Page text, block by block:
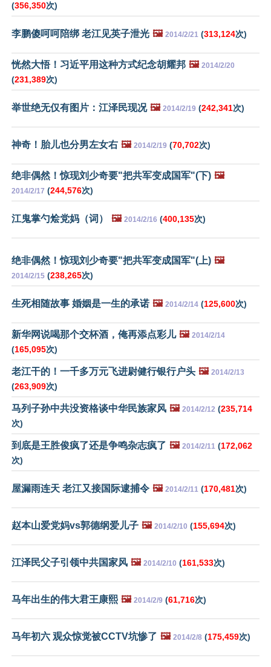
(356,350次)
李鹏傻呵呵陪绑 老江见英子泄光 🖼️ 2014/2/21 (313,124次)
恍然大悟！习近平用这种方式纪念胡耀邦 🖼️ 2014/2/20
(231,389次)
举世绝无仅有图片：江泽民现况 🖼️ 2014/2/19 (242,341次)
神奇！胎儿也分男左女右 🖼️ 2014/2/19 (70,702次)
绝非偶然！惊现刘少奇要"把共军变成国军"(下) 🖼️
2014/2/17 (244,576次)
江鬼掌勺烩党妈（词） 🖼️ 2014/2/16 (400,135次)
绝非偶然！惊现刘少奇要"把共军变成国军"(上) 🖼️
2014/2/15 (238,265次)
生死相随故事 婚姻是一生的承诺 🖼️ 2014/2/14 (125,600次)
新华网说喝那个交杯酒，俺再添点彩儿 🖼️ 2014/2/14
(165,095次)
老江干的！一千多万元飞进尉健行银行户头 🖼️ 2014/2/13
(263,909次)
马列子孙中共没资格谈中华民族家风 🖼️ 2014/2/12 (235,714
次)
到底是王胜俊疯了还是争鸣杂志疯了 🖼️ 2014/2/11 (172,062
次)
屋漏雨连天 老江又接国际逮捕令 🖼️ 2014/2/11 (170,481次)
赵本山爱党妈vs郭德纲爱儿子 🖼️ 2014/2/10 (155,694次)
江泽民父子引领中共国家风 🖼️ 2014/2/10 (161,533次)
马年出生的伟大君王康熙 🖼️ 2014/2/9 (61,716次)
马年初六 观众惊觉被CCTV坑惨了 🖼️ 2014/2/8 (175,459次)